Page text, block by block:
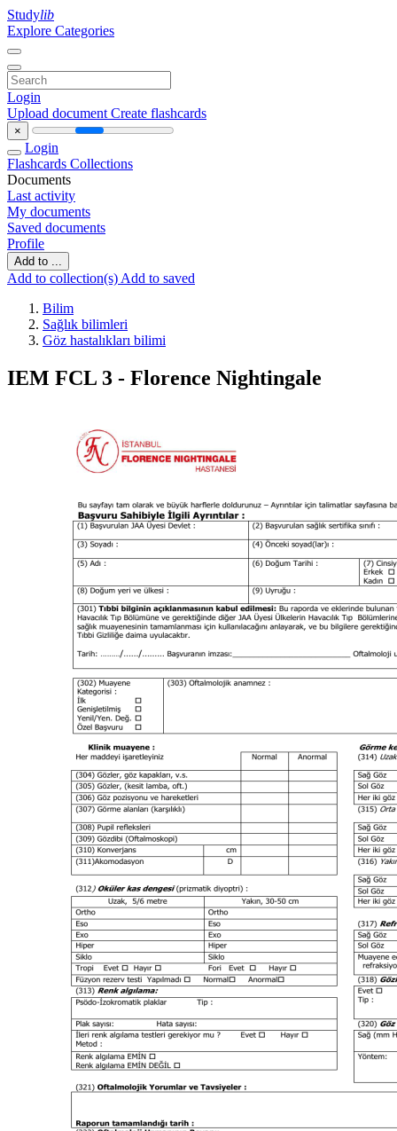
Studylib
Explore Categories
Login
Upload document Create flashcards
×
Login
Flashcards Collections
Documents
Last activity
My documents
Saved documents
Profile
Add to ...
Add to collection(s) Add to saved
Bilim
Sağlık bilimleri
Göz hastalıkları bilimi
IEM FCL 3 - Florence Nightingale